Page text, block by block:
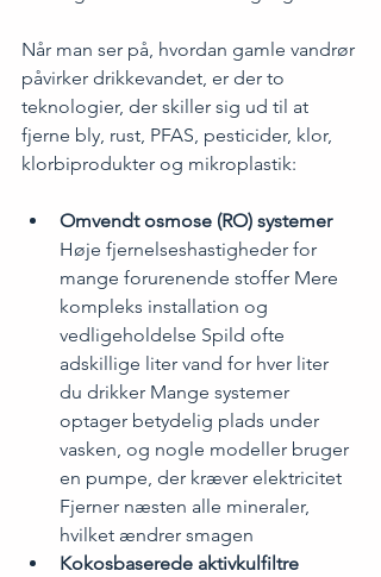
Når man ser på, hvordan gamle vandrør
påvirker drikkevandet, er der to
teknologier, der skiller sig ud til at
fjerne bly, rust, PFAS, pesticider, klor,
klorbiprodukter og mikroplastik:
Omvendt osmose (RO) systemer
Høje fjernelseshastigheder for
mange forurenende stoffer Mere
kompleks installation og
vedligeholdelse Spild ofte
adskillige liter vand for hver liter
du drikker Mange systemer
optager betydelig plads under
vasken, og nogle modeller bruger
en pumpe, der kræver elektricitet
Fjerner næsten alle mineraler,
hvilket ændrer smagen
Kokosbaserede aktivkulfiltre